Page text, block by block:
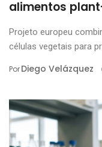
alimentos
Projeto europeu
células vegetais para
PorDiego Velázquez